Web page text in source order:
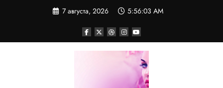
7 августа, 2026 5:56:04 AM